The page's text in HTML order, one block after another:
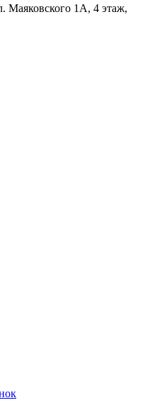
Маяковского 1А, 4 этаж,